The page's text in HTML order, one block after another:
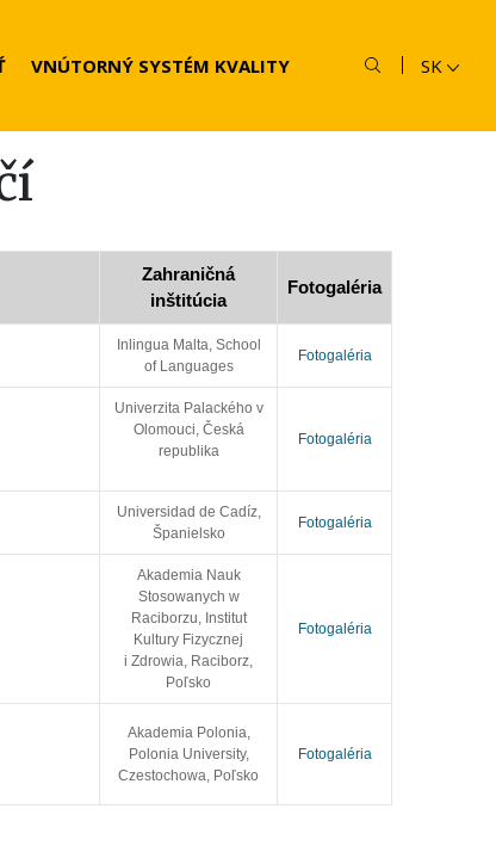
VNÚTORNÝ SYSTÉM KVALITY SK
Zahraničná
inštitúcia
Fotogaléria
Inlingua Malta, School
of Languages
Fotogaléria
Univerzita Palackého v
Olomouci, Česká
republika
Fotogaléria
Universidad de Cadíz,
Španielsko
Fotogaléria
Akademia Nauk
Stosowanych w
Raciborzu, Institut
Kultury Fizycznej
i Zdrowia, Raciborz,
Poľsko
Fotogaléria
Akademia Polonia,
Polonia University,
Czestochowa, Poľsko
Fotogaléria